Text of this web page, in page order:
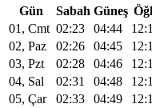
Gün Sabah Güneş
01, Cmt 02:23 04:44
02, Paz
02:26 04:45
03, Pzt
02:28 04:46
04, Sal
02:31 04:48
05, Çar
02:33 04:49